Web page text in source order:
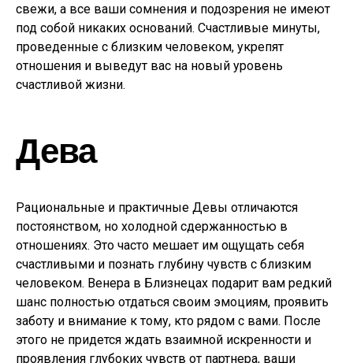
свежи, а все ваши сомнения и подозрения не имеют
под собой никаких оснований. Счастливые минуты,
проведенные с близким человеком, укрепят
отношения и выведут вас на новый уровень
счастливой жизни.
Дева
Рациональные и практичные Девы отличаются
постоянством, но холодной сдержанностью в
отношениях. Это часто мешает им ощущать себя
счастливыми и познать глубину чувств с близким
человеком. Венера в Близнецах подарит вам редкий
шанс полностью отдаться своим эмоциям, проявить
заботу и внимание к тому, кто рядом с вами. После
этого не придется ждать взаимной искренности и
проявления глубоких чувств от партнера, ваши